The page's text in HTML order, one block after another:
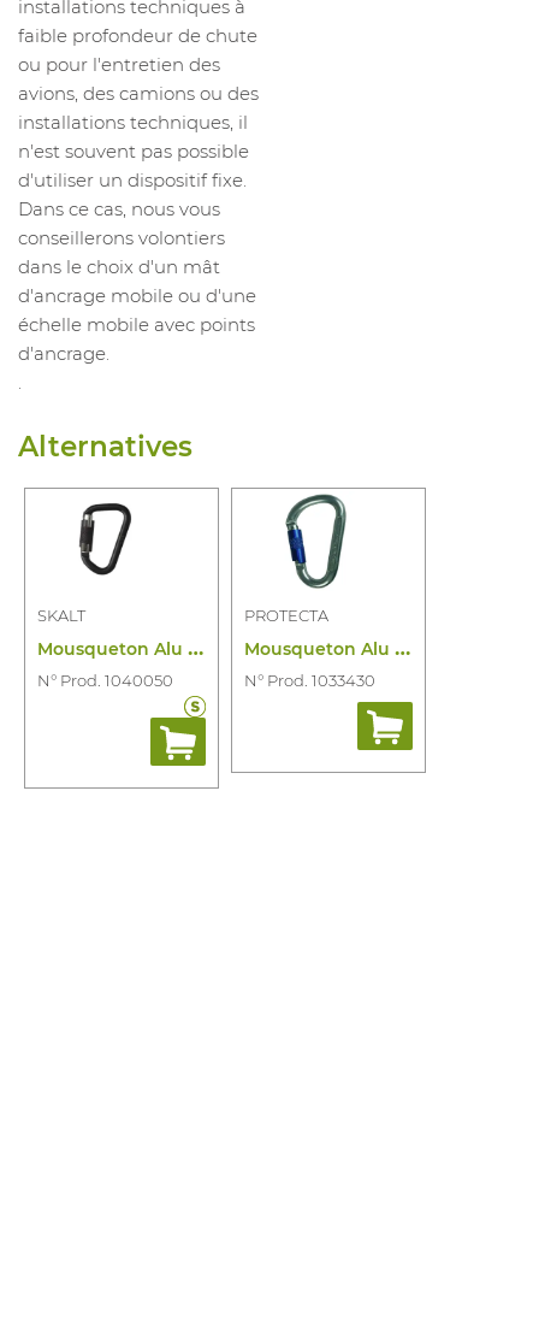
installations techniques à
faible profondeur de chute
ou pour l'entretien des
avions, des camions ou des
installations techniques, il
n'est souvent pas possible
d'utiliser un dispositif fixe.
Dans ce cas, nous vous
conseillerons volontiers
dans le choix d'un mât
d'ancrage mobile ou d'une
échelle mobile avec points
d'ancrage.
Alternatives
SKALT
M
ousqueton Alu Comito
N° Prod. 1040050
PROTECTA
M
ousqueton Alu KJ5024
N° Prod. 1033430